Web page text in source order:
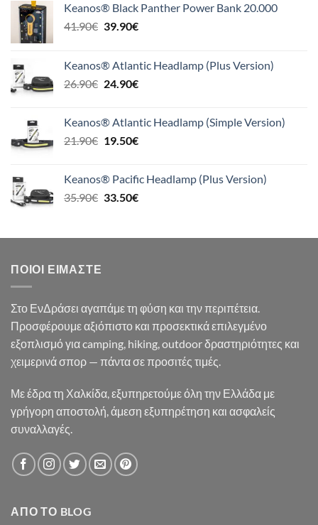
Keanos® Black Panther Power Bank 20.000
41.90€ Original
41.90€.
39.90€Η
είναι:
39.90€.
Keanos® Atlantic Headlamp (Plus Version)
26.90€ Original
26.90€.
24.90€Η
είναι:
24.90€.
Keanos® Atlantic Headlamp (Simple Version)
21.90€ Original
21.90€.
19.50€Η
είναι:
19.50€.
Keanos® Pacific Headlamp (Plus Version)
35.90€ Original
35.90€.
33.50€Η
είναι:
ΠΟΙΟΙ ΕΊΜΑΣΤΕ
Στο ΕνΔράσει αγαπάμε τη φύση και την περιπέτεια.
Προσφέρουμε αξιόπιστο και προσεκτικά επιλεγμένο
εξοπλισμό για camping, hiking, outdoor δραστηριότητες και
χειμερινά σπορ — πάντα σε προσιτές τιμές.
Με έδρα τη Χαλκίδα, εξυπηρετούμε όλη την Ελλάδα με
γρήγορη αποστολή, άμεση εξυπηρέτηση και ασφαλείς
συναλλαγές.
ΑΠΌ ΤΟ BLOG